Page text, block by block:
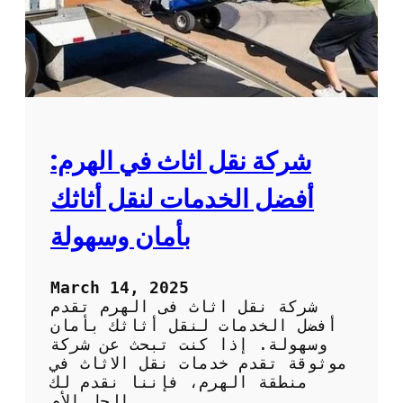
ن
ا
ف
ي
ك
ة
ن
ق
ل
ش
ب
ا
ل
ح
ء
ب
ج
و
د
شركة نقل اثاث في الهرم:
أفضل الخدمات لنقل أثاثك
بأمان وسهولة
March 14, 2025
شركة نقل اثاث فى الهرم تقدم
أفضل الخدمات لنقل أثاثك بأمان
وسهولة. إذا كنت تبحث عن شركة
موثوقة تقدم خدمات نقل الاثاث في
منطقة الهرم، فإننا نقدم لك